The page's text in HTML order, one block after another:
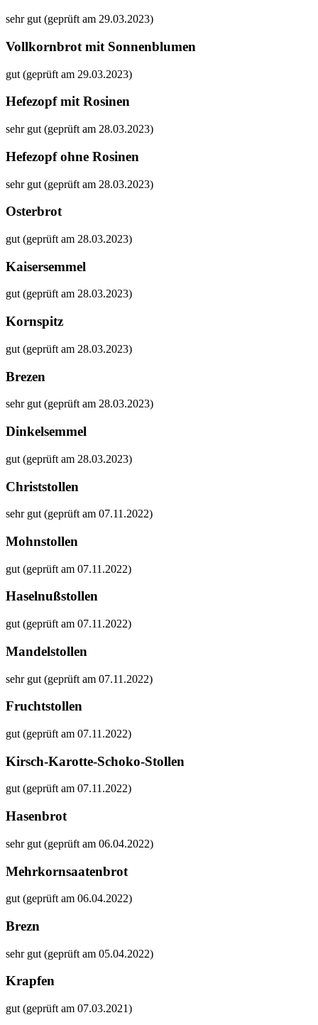
sehr gut (geprüft am 29.03.2023)
Vollkornbrot mit Sonnenblumen
gut (geprüft am 29.03.2023)
Hefezopf mit Rosinen
sehr gut (geprüft am 28.03.2023)
Hefezopf ohne Rosinen
sehr gut (geprüft am 28.03.2023)
Osterbrot
gut (geprüft am 28.03.2023)
Kaisersemmel
gut (geprüft am 28.03.2023)
Kornspitz
gut (geprüft am 28.03.2023)
Brezen
sehr gut (geprüft am 28.03.2023)
Dinkelsemmel
gut (geprüft am 28.03.2023)
Christstollen
sehr gut (geprüft am 07.11.2022)
Mohnstollen
gut (geprüft am 07.11.2022)
Haselnußstollen
gut (geprüft am 07.11.2022)
Mandelstollen
sehr gut (geprüft am 07.11.2022)
Fruchtstollen
gut (geprüft am 07.11.2022)
Kirsch-Karotte-Schoko-Stollen
gut (geprüft am 07.11.2022)
Hasenbrot
sehr gut (geprüft am 06.04.2022)
Mehrkornsaatenbrot
gut (geprüft am 06.04.2022)
Brezn
sehr gut (geprüft am 05.04.2022)
Krapfen
gut (geprüft am 07.03.2021)